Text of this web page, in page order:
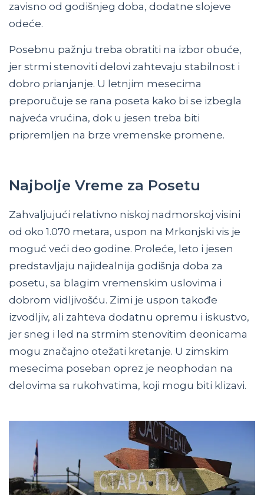
zavisno od godišnjeg doba, dodatne slojeve
odeće.
Posebnu pažnju treba obratiti na izbor obuće,
jer strmi stenoviti delovi zahtevaju stabilnost i
dobro prianjanje. U letnjim mesecima
preporučuje se rana poseta kako bi se izbegla
najveća vrućina, dok u jesen treba biti
pripremljen na brze vremenske promene.
Najbolje Vreme za Posetu
Zahvaljujući relativno niskoj nadmorskoj visini
od oko 1.070 metara, uspon na Mrkonjski vis je
moguć veći deo godine. Proleće, leto i jesen
predstavljaju najidealnija godišnja doba za
posetu, sa blagim vremenskim uslovima i
dobrom vidljivošću. Zimi je uspon takođe
izvodljiv, ali zahteva dodatnu opremu i iskustvo,
jer sneg i led na strmim stenovitim deonicama
mogu značajno otežati kretanje. U zimskim
mesecima poseban oprez je neophodan na
delovima sa rukohvatima, koji mogu biti klizavi.